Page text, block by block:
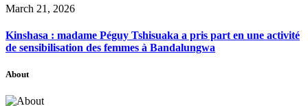
March 21, 2026
Kinshasa : madame Péguy Tshisuaka a pris part en une activité
de sensibilisation des femmes à Bandalungwa
About